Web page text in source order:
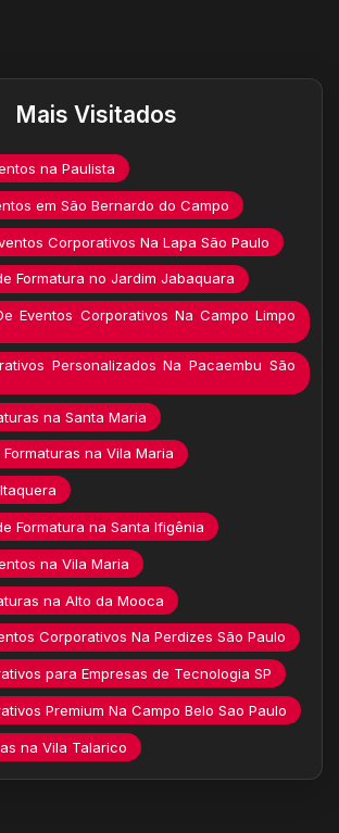
Mais Visitados
na Paulista
em São Bernardo do Campo
Corporativos Na Lapa São Paulo
Formatura no Jardim Jabaquara
Eventos Corporativos Na Campo Limpo
Personalizados Na Pacaembu São
na Santa Maria
na Vila Maria
Formatura na Santa Ifigênia
na Vila Maria
na Alto da Mooca
Corporativos Na Perdizes São Paulo
para Empresas de Tecnologia SP
Premium Na Campo Belo Sao Paulo
na Vila Talarico